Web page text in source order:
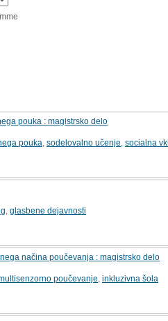
pouka : magistrsko delo
pouka sodelovalno učenje socialna
glasbene dejavnosti
načina poučevanja : magistrsko delo
poučevanje inkluzivna šola